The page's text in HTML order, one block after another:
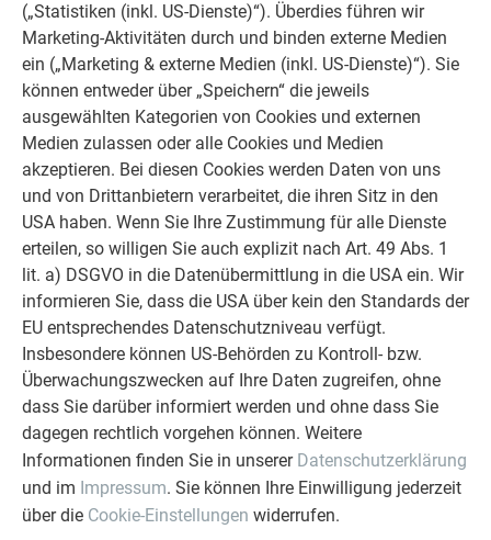
(„Statistiken (inkl. US-Dienste)“). Überdies führen wir
Marketing-Aktivitäten durch und binden externe Medien
ein („Marketing & externe Medien (inkl. US-Dienste)“). Sie
können entweder über „Speichern“ die jeweils
ausgewählten Kategorien von Cookies und externen
Medien zulassen oder alle Cookies und Medien
akzeptieren. Bei diesen Cookies werden Daten von uns
und von Drittanbietern verarbeitet, die ihren Sitz in den
USA haben. Wenn Sie Ihre Zustimmung für alle Dienste
erteilen, so willigen Sie auch explizit nach Art. 49 Abs. 1
lit. a) DSGVO in die Datenübermittlung in die USA ein. Wir
informieren Sie, dass die USA über kein den Standards der
EU entsprechendes Datenschutzniveau verfügt.
Insbesondere können US-Behörden zu Kontroll- bzw.
Überwachungszwecken auf Ihre Daten zugreifen, ohne
dass Sie darüber informiert werden und ohne dass Sie
dagegen rechtlich vorgehen können. Weitere
Informationen finden Sie in unserer Datenschutzerklärung
und im Impressum. Sie können Ihre Einwilligung jederzeit
über die Cookie-Einstellungen widerrufen.
EIN FEUERWERKSKÖRPER IN SACHEN
ARCHITEKTUR
Die von PREFA seit über 70 Jahren hergestellten und ständig
weiter entwickelten High Tech-Aluminium Produkte für
und Fassade
prägen das Erscheinungsbild der mitten im
Werksgelände gelegenen Zentrale und stehen in der
gestalterischen Umsetzung für Qualität, Langlebigkeit,
Beständigkeit und Hochwertigkeit der in Marktl hergestellten
PREFA Produkte. Selbstverständlich, dass das von PREFA
hergestellte Material maßgeblich den Entwurf prägte und in
eigener Sache zeigt, wie präzise und vielfältig sich PREFA
Produkte verarbeiten lassen. So betont die spektakuläre
PREFA Fassade mit einem roten Fassadenteil, der die
silberne Gebäudehülle umschließt, natürlich den gesamten
PREFA Auftritt. Denn bei aller Funktionalität sollte das neue
der Industriearchitektur des Traisentals repräsentieren, das
sich der Naturlandschaft trotzdem harmonisch anpasst.